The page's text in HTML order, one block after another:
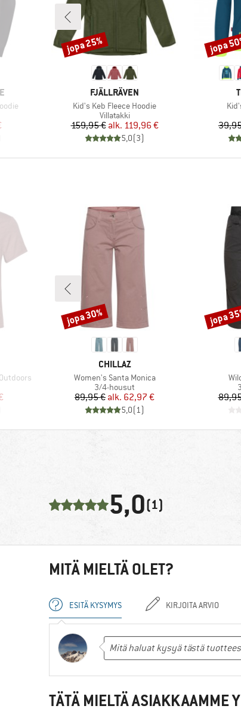
hinta
MERKKI
FJÄLLRÄVEN
Tuote
Kid's Keb Fleece Hoodie
Tuoteryhmä
Villatakki
Hinta
159,95 € Alennettu hinta
alk. 119,96 €
5,0(3)
Alennus
jopa 25% Alennus
jopa
hinta
MERKKI
CHILLAZ
Tuote
Women's Santa Monica
Tuoteryhmä
3/4-housut
Hinta
89,95 € Alennettu hinta
alk. 62,97 €
5,0(1)
Alennus
jopa 30% Alennus
jopa
5,0(1)
MITÄ MIELTÄ OLET?
ESITÄ KYSYMYS KIRJOITA ARVIO
TÄTÄ MIELTÄ ASIAKKAAMME